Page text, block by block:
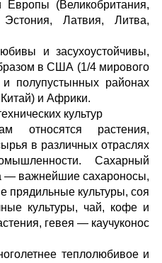
(Великобритания,
Латвия, Литва,
и засухоустойчивы,
в США (1/4 мирового
полупустынных районах
и Африки.
культур
относятся растения,
в различных отраслях
Сахарный
— важнейшие сахароносы,
прядильные культуры, соя
культуры, чай, кофе и
гевея — каучуконос
теплолюбивое и